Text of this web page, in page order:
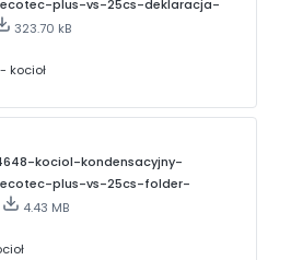
plus-vs-25cs-deklaracja-
323.70 kB
kocioł
kociol-kondensacyjny-
plus-vs-25cs-folder-
4.43 MB